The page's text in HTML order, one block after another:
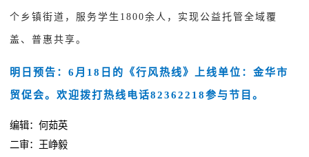
个乡镇街道，服务学生1800余人，实现公益托管全域覆
盖、普惠共享。
明日预告：6月18日的《行风热线》上线单位：金华市
贸促会。欢迎拨打热线电话82362218参与节目。
编辑：何茹英
二审：王峥毅